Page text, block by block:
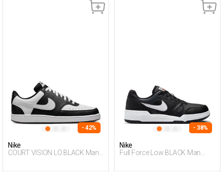
- 42%
Nike
COURT VISION LO BLACK Man
- 38%
Nike
Full Force Low BLACK Man